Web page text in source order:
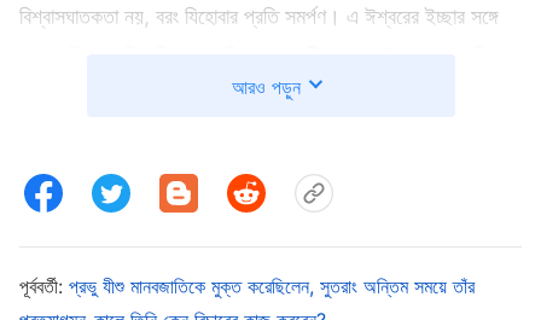
বিশ্বাসঘাতকতা নয়, বরং যিহোবার প্রতি সমর্পণ। এ ঈশ্বরের ইচ্ছার সঙ্গে
অর্থকেই আঁকড়ে রাখো আত্মা ও তাঁর কাজকে না বোঝো, তোমার পথভ্রষ্ট
ঈশ্বরের বিশ্বাসঘাতকতা করার প্রবণতা তৈরি হবে যার ফল চিন্তার অতীত।
যখন ঈশ্বর অবতীর্ণ হয়েছিলেন ও কাজ করেছিলেন ইহুদিরা তাঁকে
প্রত্যাখ্যান করেছিল। সে কি যিহোবা ঈশ্বরের সাথে বিশ্বাসঘাতকতা ছিল
না? তাদের কাজের সারাংশ হল বিশ্বাসঘাতকতা, এবং সেই কারণেই
আরও পড়ুন
পূর্ববর্তী: প্রভু যীশু মানবজাতিকে মুক্ত করেছিলেন, সুতরাং অন্তিম সময়ে তাঁর